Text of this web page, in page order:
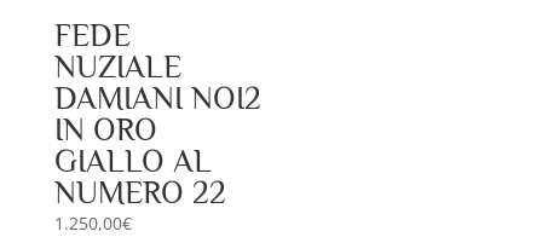
FEDE
NUZIALE
DAMIANI NOI2
IN ORO
GIALLO AL
NUMERO 22
1.250,00€